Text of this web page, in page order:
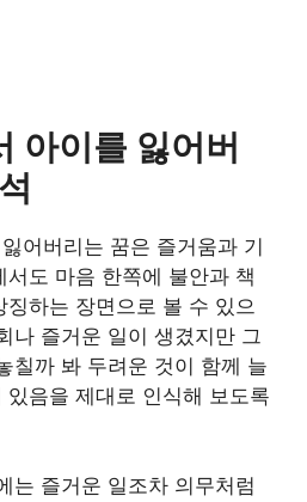
아이를 잃어버
어버리는 꿈은 즐거움과 기
도 마음 한쪽에 불안과 책
하는 장면으로 볼 수 있으
나 즐거운 일이 생겼지만 그
칠까 봐 두려운 것이 함께 늘
음을 제대로 인식해 보도록
는 즐거운 일조차 의무처럼